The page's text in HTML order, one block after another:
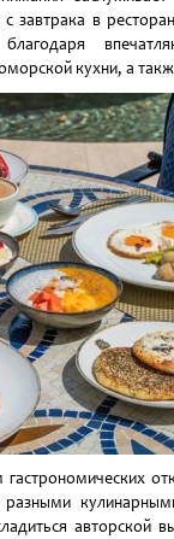
с завтрака в
благодаря
кухни, а
авторской